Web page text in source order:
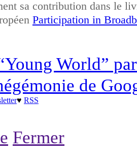
sa contribution dans le
Participation in
World”
de
♥ RSS
Fermer